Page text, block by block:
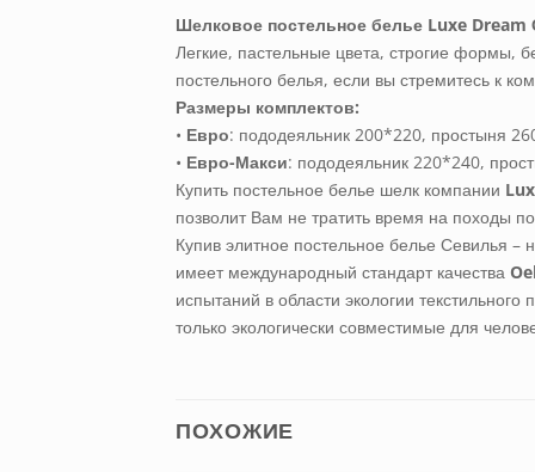
Шелковое постельное белье Luxe
Легкие, пастельные цвета, строгие формы,
постельного белья, если вы стремитесь к
Размеры комплектов:
• Евро: пододеяльник 200*220, простыня
• Евро-Макси: пододеяльник 220*240,
Купить постельное белье шелк компании
позволит Вам не тратить время на походы
Купив элитное постельное белье Севилья
имеет международный стандарт качества
испытаний в области экологии текстильного
только экологически совместимые для
ПОХОЖИЕ